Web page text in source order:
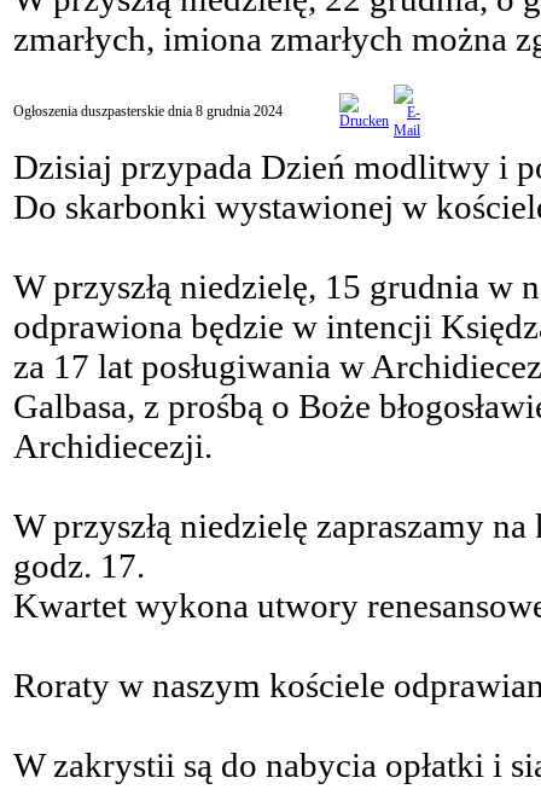
zmarłych, imiona zmarłych można
Ogłoszenia duszpasterskie dnia 8 grudnia 2024
Dzisiaj przypada Dzień modlitwy i
Do skarbonki wystawionej w
W przyszłą niedzielę, 15 grudnia w
odprawiona będzie w intencji
za 17 lat posługiwania w
Galbasa, z prośbą o Boże
Archidiecezji.
W przyszłą niedzielę zapraszamy
godz. 17.
Kwartet wykona utwory
Roraty w naszym kościele
W zakrystii są do nabycia opłatki i